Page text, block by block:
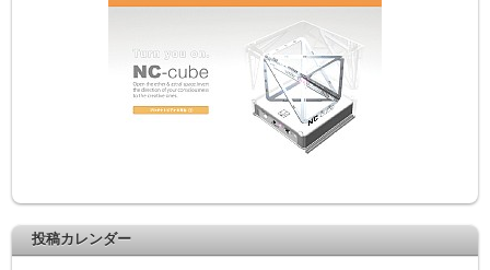
投稿カレンダー